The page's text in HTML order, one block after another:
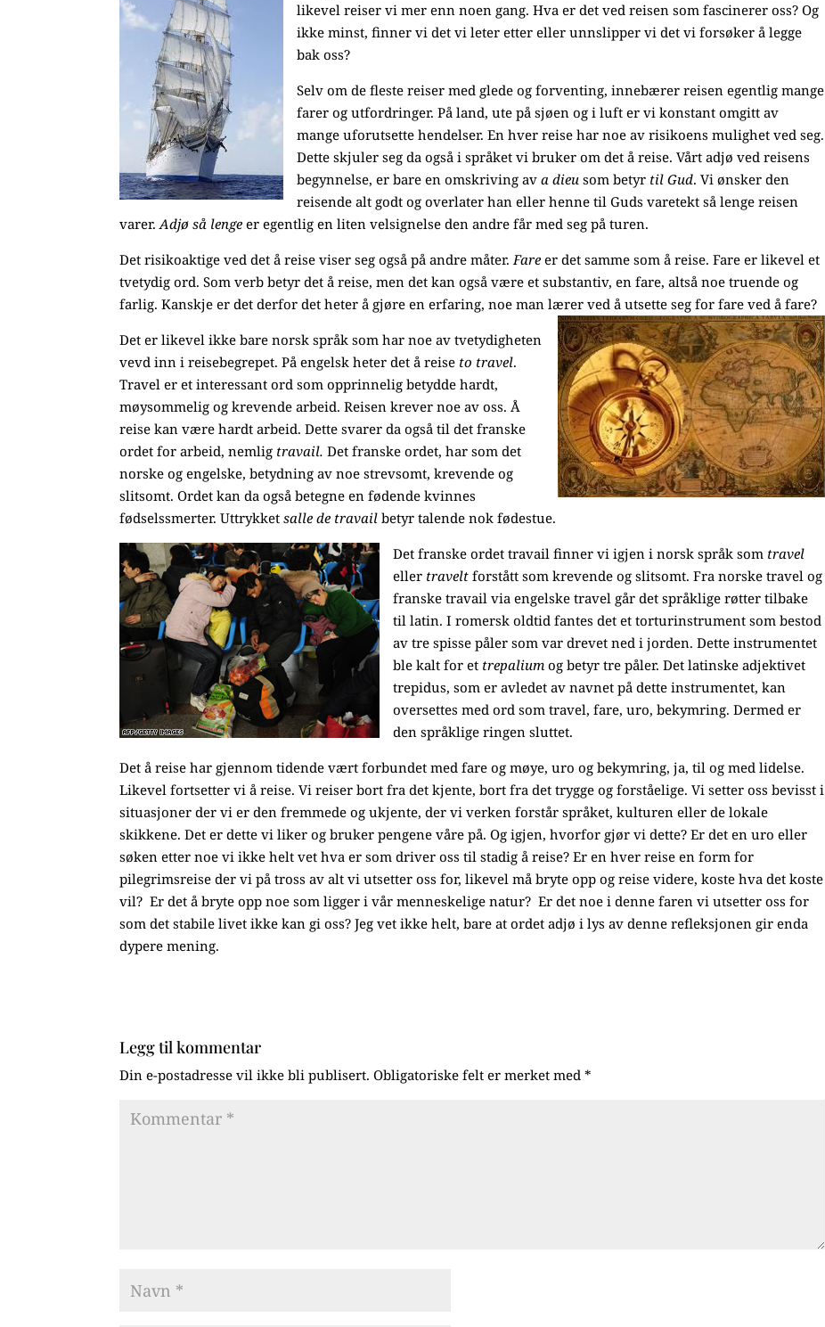
likevel reiser vi mer enn noen gang. Hva er det ved reisen som fascinerer oss? Og
ikke minst, finner vi det vi leter etter eller unnslipper vi det vi forsøker å legge
bak oss?
Selv om de fleste reiser med glede og forventing, innebærer reisen egentlig mange
farer og utfordringer. På land, ute på sjøen og i luft er vi konstant omgitt av
mange uforutsette hendelser. En hver reise har noe av risikoens mulighet ved seg.
Dette skjuler seg da også i språket vi bruker om det å reise. Vårt adjø ved reisens
begynnelse, er bare en omskriving ava dieu som betyr til Gud. Vi ønsker den
reisende alt godt og overlater han eller henne til Guds varetekt så lenge reisen
varer.Adjø så lenge er egentlig en liten velsignelse den andre får med seg på turen.
Det risikoaktige ved det å reise viser seg også på andre måter.Fareer det samme som å reise. Fare er likevel et
tvetydig ord. Som verb betyr det å reise, men det kan også være et substantiv, en fare, altså noe truende og
farlig. Kanskje er det derfor det heter å gjøre en erfaring, noe man lærer ved å utsette seg for fare ved å fare?
Det er likevel ikke bare norsk språk som har noe av tvetydigheten
vevd inn i reisebegrepet. På engelsk heter det å reise to travel.
Travel er et interessant ord som opprinnelig betydde hardt,
møysommelig og krevende arbeid. Reisen krever noe av oss. Å
reise kan være hardt arbeid. Dette svarer da også til det franske
ordet for arbeid, nemlig travail. Det franske ordet, har som det
norske og engelske, betydning av noe strevsomt, krevende og
slitsomt. Ordet kan da også betegne en fødende kvinnes
fødselssmerter. Uttrykketsalle de travailbetyr talende nok fødestue.
Det franske ordet travail finner vi igjen i norsk språk som travel
eller travelt forstått som krevende og slitsomt. Fra norske travel og
franske travail via engelske travel går det språklige røtter tilbake
til latin. I romersk oldtid fantes det et torturinstrument som bestod
av tre spisse påler som var drevet ned i jorden. Dette instrumentet
ble kalt for et trepalium og betyr tre påler. Det latinske adjektivet
trepidus, som er avledet av navnet på dette instrumentet, kan
oversettes med ord som travel, fare, uro, bekymring. Dermed er
den språklige ringen sluttet.
Det å reise har gjennom tidende vært forbundet med fare og møye, uro og bekymring, ja, til og med lidelse.
Likevel fortsetter vi å reise. Vi reiser bort fra det kjente, bort fra det trygge og forståelige. Vi setter oss bevisst i
situasjoner der vi er den fremmede og ukjente, der vi verken forstår språket, kulturen eller de lokale
skikkene. Det er dette vi liker og bruker pengene våre på. Og igjen, hvorfor gjør vi dette? Er det en uro eller
søken etter noe vi ikke helt vet hva er som driver oss til stadig å reise? Er en hver reise en form for
pilegrimsreise der vi på tross av alt vi utsetter oss for, likevel må bryte opp og reise videre, koste hva det koste
vil? Er det å bryte opp noe som ligger i vår menneskelige natur? Er det noe i denne faren vi utsetter oss for
som det stabile livet ikke kan gi oss? Jeg vet ikke helt, bare at ordet adjø i lys av denne refleksjonen gir enda
dypere mening.
Legg til kommentar
Din e-postadresse vil ikke bli publisert. Obligatoriske felt er merket med*